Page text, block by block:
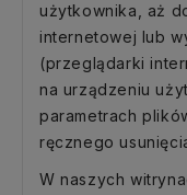
użytkownika, aż
internetowej lub
(przeglądarki
na urządzeniu
parametrach
ręcznego
W naszych